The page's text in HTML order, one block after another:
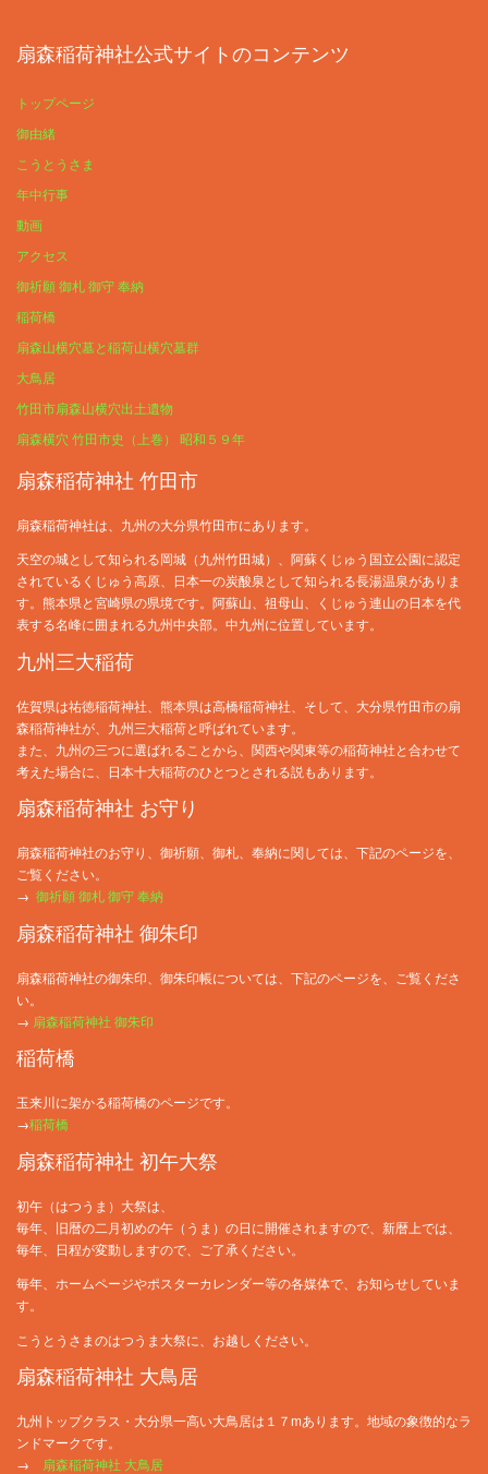
扇森稲荷神社公式サイトのコンテンツ
トップページ
御由緒
こうとうさま
年中行事
動画
アクセス
御祈願 御札 御守 奉納
稲荷橋
扇森山横穴墓と稲荷山横穴墓群
大鳥居
竹田市扇森山横穴出土遺物
扇森横穴 竹田市史（上巻） 昭和５９年
扇森稲荷神社 竹田市
扇森稲荷神社は、九州の大分県竹田市にあります。
天空の城として知られる岡城（九州竹田城）、阿蘇くじゅう国立公園に認定
されているくじゅう高原、日本一の炭酸泉として知られる長湯温泉がありま
す。熊本県と宮崎県の県境です。阿蘇山、祖母山、くじゅう連山の日本を代
表する名峰に囲まれる九州中央部。中九州に位置しています。
九州三大稲荷
佐賀県は祐徳稲荷神社、熊本県は高橋稲荷神社、そして、大分県竹田市の扇
森稲荷神社が、九州三大稲荷と呼ばれています。
また、九州の三つに選ばれることから、関西や関東等の稲荷神社と合わせて
考えた場合に、日本十大稲荷のひとつとされる説もあります。
扇森稲荷神社 お守り
扇森稲荷神社のお守り、御祈願、御札、奉納に関しては、下記のページを、
ご覧ください。
→ 御祈願 御札 御守 奉納
扇森稲荷神社 御朱印
扇森稲荷神社の御朱印、御朱印帳については、下記のページを、ご覧くださ
い。
→ 扇森稲荷神社 御朱印
稲荷橋
玉来川に架かる稲荷橋のページです。
→稲荷橋
扇森稲荷神社 初午大祭
初午（はつうま）大祭は、
毎年、旧暦の二月初めの午（うま）の日に開催されますので、新暦上では、
毎年、日程が変動しますので、ご了承ください。
毎年、ホームページやポスターカレンダー等の各媒体で、お知らせしていま
す。
こうとうさまのはつうま大祭に、お越しください。
扇森稲荷神社 大鳥居
九州トップクラス・大分県一高い大鳥居は１７mあります。地域の象徴的なラ
ンドマークです。
→
扇森稲荷神社 大鳥居